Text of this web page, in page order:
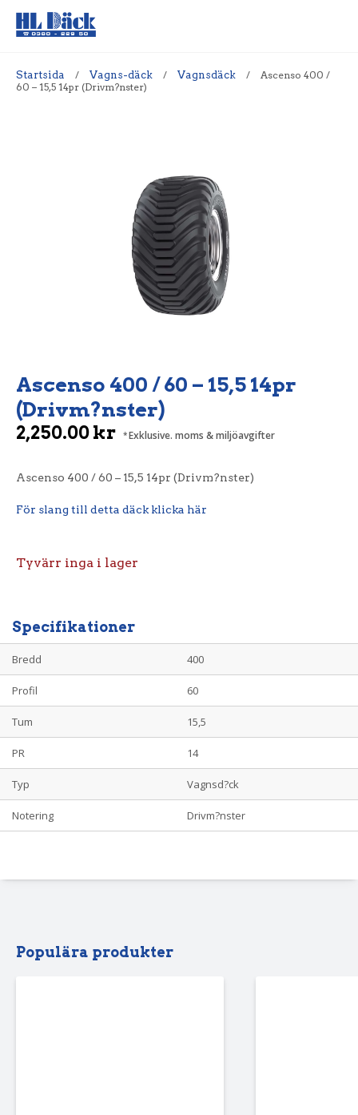
Startsida / Vagns-däck / Vagnsdäck /
Ascenso 400 /
60 – 15,5 14pr (Drivm?nster)
Ascenso 400 / 60 – 15,5 14pr
(Drivm?nster)
2,250.00kr Exklusive. moms & miljöavgifter
Ascenso 400 / 60 – 15,5 14pr (Drivm?nster)
För slang till detta däck klicka här
Tyvärr inga i lager
Specifikationer
Bredd 400
Profil 60
Tum 15,5
PR 14
Typ Vagnsd?ck
Notering Drivm?nster
Populära produkter